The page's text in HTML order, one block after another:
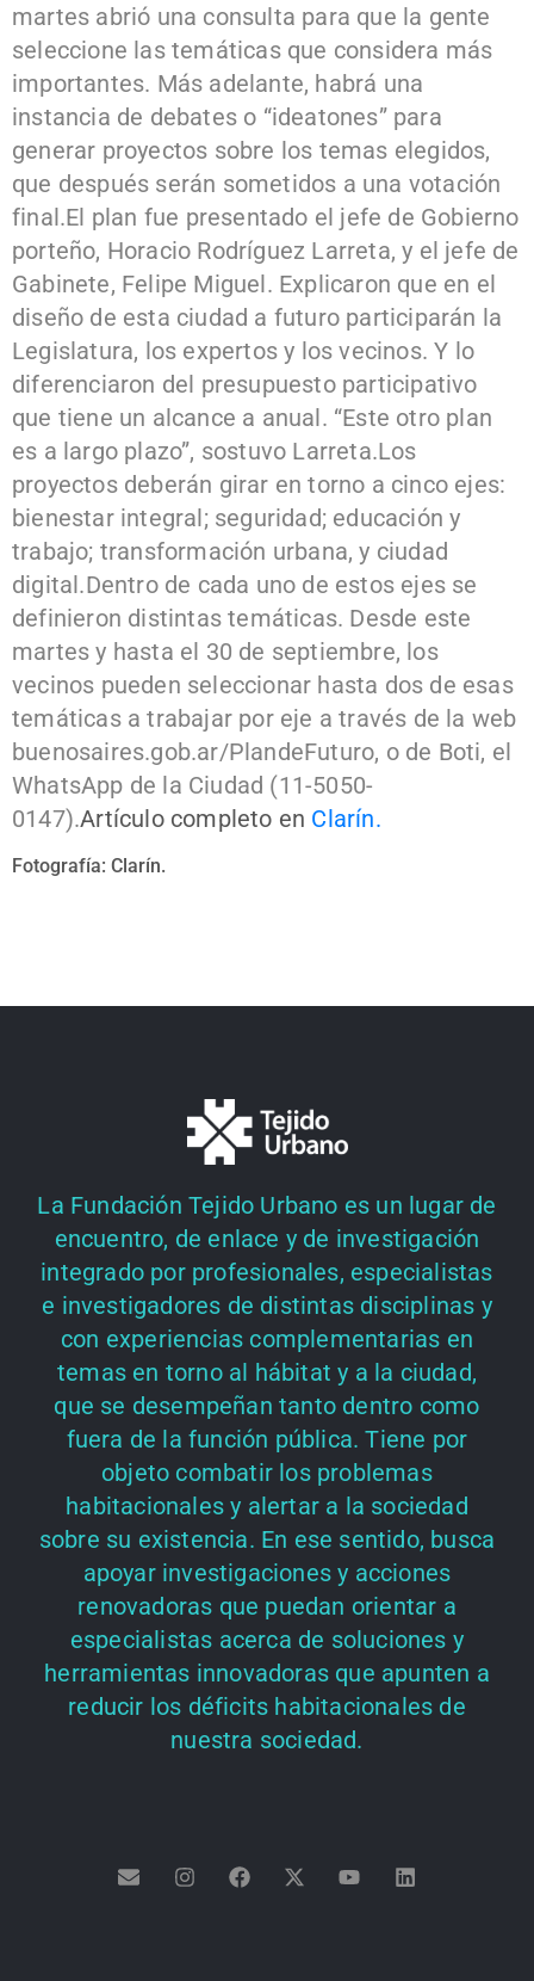
martes abrió una consulta para que la gente
seleccione las temáticas que considera más
importantes. Más adelante, habrá una
instancia de debates o “ideatones” para
generar proyectos sobre los temas elegidos,
que después serán sometidos a una votación
final.El plan fue presentado el jefe de Gobierno
porteño, Horacio Rodríguez Larreta, y el jefe de
Gabinete, Felipe Miguel. Explicaron que en el
diseño de esta ciudad a futuro participarán la
Legislatura, los expertos y los vecinos. Y lo
diferenciaron del presupuesto participativo
que tiene un alcance a anual. “Este otro plan
es a largo plazo”, sostuvo Larreta.Los
proyectos deberán girar en torno a cinco ejes:
bienestar integral; seguridad; educación y
trabajo; transformación urbana, y ciudad
digital.Dentro de cada uno de estos ejes se
definieron distintas temáticas. Desde este
martes y hasta el 30 de septiembre, los
vecinos pueden seleccionar hasta dos de esas
temáticas a trabajar por eje a través de la web
buenosaires.gob.ar/PlandeFuturo, o de Boti, el
WhatsApp de la Ciudad (11-5050-
0147).Artículo completo en Clarín.
Fotografía: Clarín.
La Fundación Tejido Urbano es un lugar de
encuentro, de enlace y de investigación
integrado por profesionales, especialistas
e investigadores de distintas disciplinas y
con experiencias complementarias en
temas en torno al hábitat y a la ciudad,
que se desempeñan tanto dentro como
fuera de la función pública. Tiene por
objeto combatir los problemas
habitacionales y alertar a la sociedad
sobre su existencia. En ese sentido, busca
apoyar investigaciones y acciones
renovadoras que puedan orientar a
especialistas acerca de soluciones y
herramientas innovadoras que apunten a
reducir los déficits habitacionales de
nuestra sociedad.